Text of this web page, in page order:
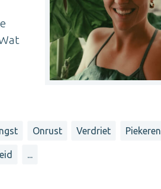
Onrust Verdriet Piekeren
...